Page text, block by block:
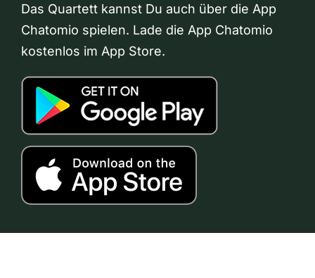
Das Quartett kannst Du auch über die App
Chatomio spielen. Lade die App Chatomio
kostenlos im App Store.